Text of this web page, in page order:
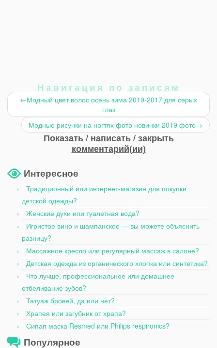
Навигация по записям
←Модный цвет волос осень зима 2019-2017 для серых
глаз
Модные рисунки на ногтях фото новинки 2019 фото→
Показать / написать / закрыть
комментарий(ии)
Интересное
Традиционный или интернет-магазин для покупки
детской одежды?
Женские духи или туалетная вода?
Игристое вино и шампанское — вы можете объяснить
разницу?
Массажное кресло или регулярный массаж в салоне?
Детская одежда из органического хлопка или синтетика?
Что лучше, профессиональное или домашнее
отбеливание зубов?
Татуаж бровей, да или нет?
Храпея или загубник от храпа?
Сипап маска Resmed или Philips respironics?
Популярное